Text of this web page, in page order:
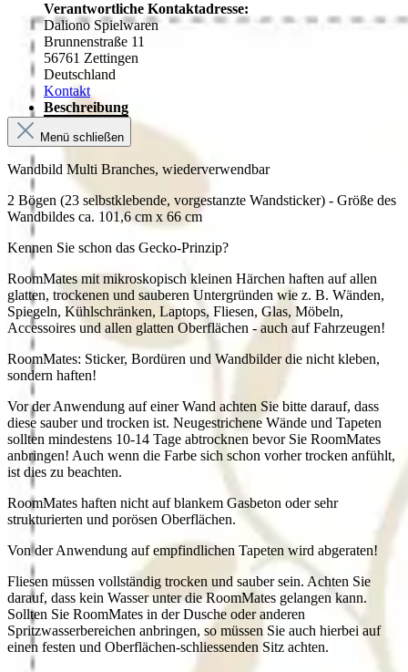
Verantwortliche Kontaktadresse:
Daliono Spielwaren
Brunnenstraße 11
56761 Zettingen
Deutschland
Kontakt
Beschreibung
Menü schließen
Wandbild Multi Branches, wiederverwendbar
2 Bögen (23 selbstklebende, vorgestanzte Wandsticker) - Größe des
Wandbildes ca. 101,6 cm x 66 cm
Kennen Sie schon das Gecko-Prinzip?
RoomMates mit mikroskopisch kleinen Härchen haften auf allen
glatten, trockenen und sauberen Untergründen wie z. B. Wänden,
Spiegeln, Kühlschränken, Laptops, Fliesen, Glas, Möbeln,
Accessoires und allen glatten Oberflächen - auch auf Fahrzeugen!
RoomMates: Sticker, Bordüren und Wandbilder die nicht kleben,
sondern haften!
Vor der Anwendung auf einer Wand achten Sie bitte darauf, dass
diese sauber und trocken ist. Neugestrichene Wände und Tapeten
sollten mindestens 10-14 Tage abtrocknen bevor Sie RoomMates
anbringen! Auch wenn die Farbe sich schon vorher trocken anfühlt,
ist dies zu beachten.
RoomMates haften nicht auf blankem Gasbeton oder sehr
strukturierten und porösen Oberflächen.
Von der Anwendung auf empfindlichen Tapeten wird abgeraten!
Fliesen müssen vollständig trocken und sauber sein. Achten Sie
darauf, dass kein Wasser unter die RoomMates gelangen kann.
Sollten Sie RoomMates in der Dusche oder anderen
Spritzwasserbereichen anbringen, so müssen Sie auch hierbei auf
einen festen und Oberflächen-schliessenden Sitz achten.